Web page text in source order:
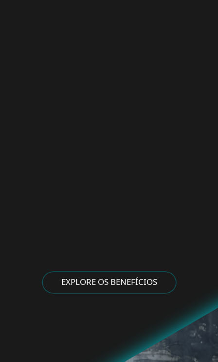
EXPLORE OS BENEFÍCIOS